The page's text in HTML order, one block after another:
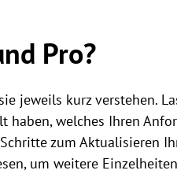
Pro?
jeweils kurz verstehen.
haben, welches Ihren
zum Aktualisieren
um weitere